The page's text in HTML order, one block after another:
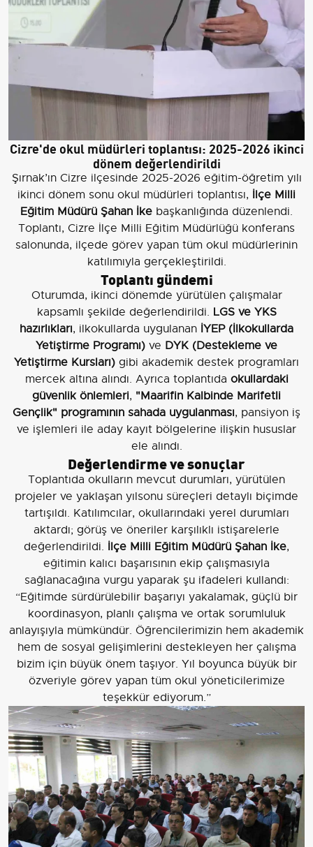
Cizre'de okul müdürleri toplantısı: 2025-2026 ikinci
dönem değerlendirildi
Şırnak’ın Cizre ilçesinde 2025-2026 eğitim-öğretim yılı
ikinci dönem sonu okul müdürleri toplantısı, İlçe Milli
Eğitim Müdürü Şahan İke başkanlığında düzenlendi.
Toplantı, Cizre İlçe Milli Eğitim Müdürlüğü konferans
salonunda, ilçede görev yapan tüm okul müdürlerinin
katılımıyla gerçekleştirildi.
Toplantı gündemi
Oturumda, ikinci dönemde yürütülen çalışmalar
kapsamlı şekilde değerlendirildi. LGS ve YKS
hazırlıkları, ilkokullarda uygulanan İYEP (İlkokullarda
Yetiştirme Programı) ve DYK (Destekleme ve
Yetiştirme Kursları) gibi akademik destek programları
mercek altına alındı. Ayrıca toplantıda okullardaki
güvenlik önlemleri, "Maarifin Kalbinde Marifetli
Gençlik" programının sahada uygulanması, pansiyon iş
ve işlemleri ile aday kayıt bölgelerine ilişkin hususlar
ele alındı.
Değerlendirme ve sonuçlar
Toplantıda okulların mevcut durumları, yürütülen
projeler ve yaklaşan yılsonu süreçleri detaylı biçimde
tartışıldı. Katılımcılar, okullarındaki yerel durumları
aktardı; görüş ve öneriler karşılıklı istişarelerle
değerlendirildi. İlçe Milli Eğitim Müdürü Şahan İke,
eğitimin kalıcı başarısının ekip çalışmasıyla
sağlanacağına vurgu yaparak şu ifadeleri kullandı:
“Eğitimde sürdürülebilir başarıyı yakalamak, güçlü bir
koordinasyon, planlı çalışma ve ortak sorumluluk
anlayışıyla mümkündür. Öğrencilerimizin hem akademik
hem de sosyal gelişimlerini destekleyen her çalışma
bizim için büyük önem taşıyor. Yıl boyunca büyük bir
özveriyle görev yapan tüm okul yöneticilerimize
teşekkür ediyorum.”